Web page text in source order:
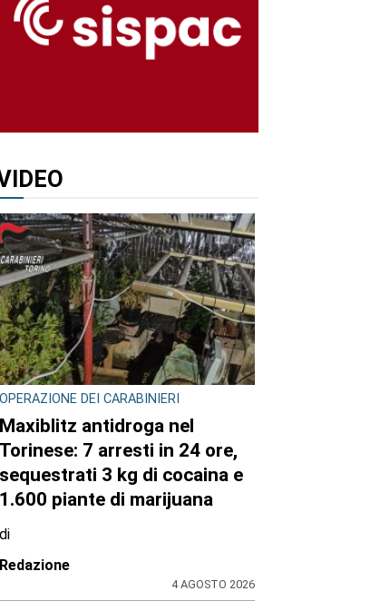
OPERAZIONE DEI CARABINIERI
Maxiblitz antidroga nel
Torinese: 7 arresti in 24 ore,
sequestrati 3 kg di cocaina e
1.600 piante di marijuana
di
Redazione
4 AGOSTO 2026